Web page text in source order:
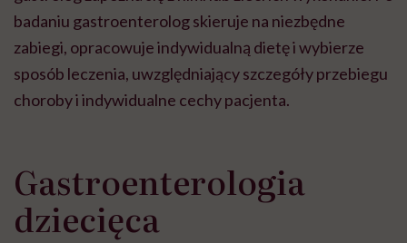
badaniu gastroenterolog skieruje na niezbędne
zabiegi, opracowuje indywidualną dietę i wybierze
sposób leczenia, uwzględniający szczegóły przebiegu
choroby i indywidualne cechy pacjenta.
Gastroenterologia
dziecięca